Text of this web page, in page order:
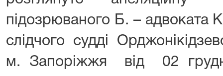
підозрюваного Б. – адвоката
слідчого судді
м. Запоріжжя від 02